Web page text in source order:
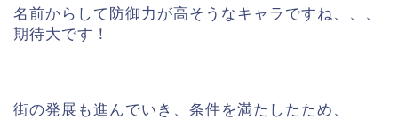
名前からして防御力が高そうなキャラですね、、、
期待大です！
街の発展も進んでいき、条件を満たしたため、